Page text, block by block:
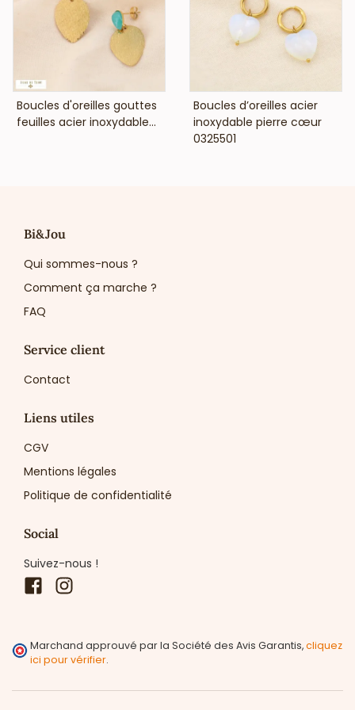
VOIR LE PRIX
Boucles d'oreilles gouttes
feuilles acier inoxydable...
VOIR LE PRIX
Boucles d’oreilles acier
inoxydable pierre cœur
0325501
Bi&Jou
Qui sommes-nous ?
Comment ça marche ?
FAQ
Service client
Contact
Liens utiles
CGV
Mentions légales
Politique de confidentialité
Social
Suivez-nous !
Facebook
Marchand approuvé par la Société des Avis Garantis,cliquez
ici pour vérifier.